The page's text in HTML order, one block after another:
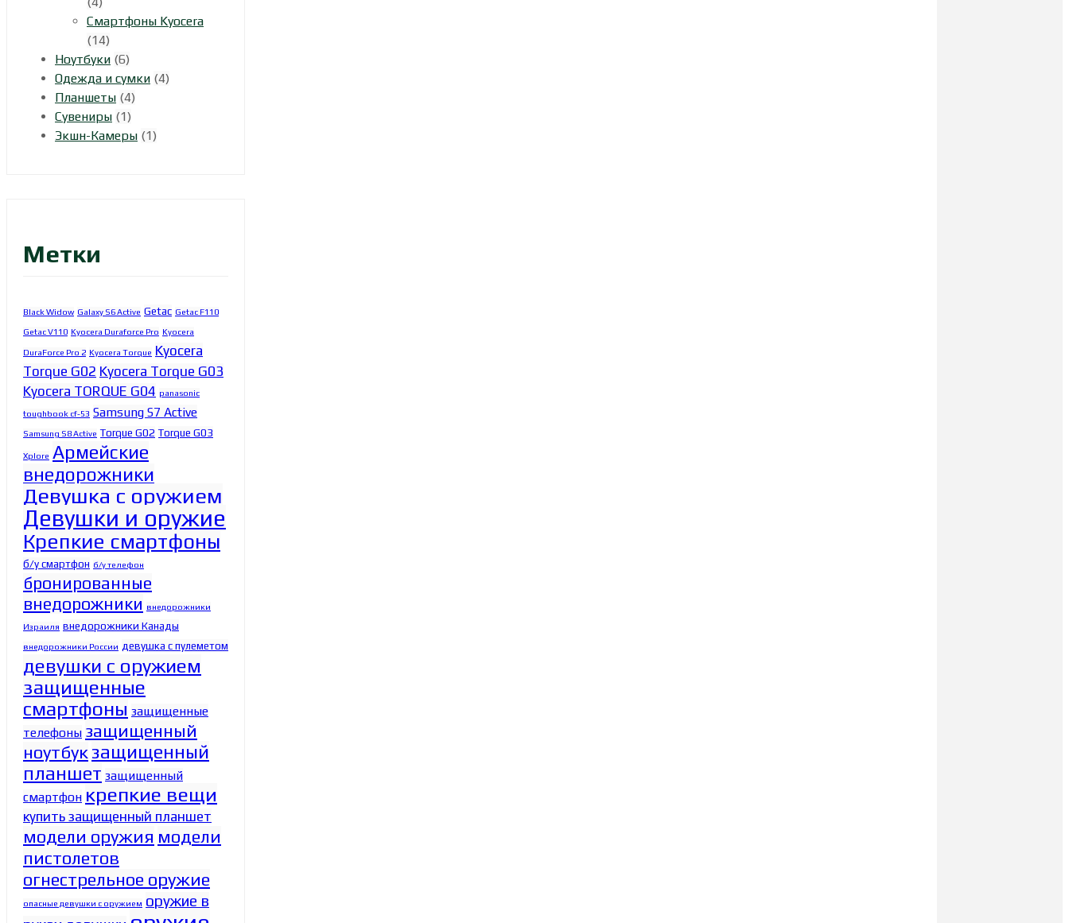
Смартфоны Kyocera
(14)
Ноутбуки (6)
Одежда и сумки (4)
Планшеты (4)
Сувениры (1)
Экшн-Камеры (1)
Метки
Black Widow Galaxy S6 Active Getac Getac F110
Getac V110 Kyocera Duraforce Pro Kyocera
DuraForce Pro 2 Kyocera Torque Kyocera
Torque G02 Kyocera Torque G03
Kyocera TORQUE G04 panasonic
toughbook cf-53 Samsung S7 Active
Samsung S8 Active Torque G02 Torque G03
Xplore Армейские
внедорожники
Девушка с оружием
Девушки и оружие
Крепкие смартфоны
б/у смартфон б/у телефон
бронированные
внедорожники внедорожники
Израиля внедорожники Канады
внедорожники России девушка с пулеметом
девушки с оружием
защищенные
смартфоны защищенные
телефоны защищенный
ноутбук защищенный
планшет защищенный
смартфон крепкие вещи
купить защищенный планшет
модели оружия модели
пистолетов
огнестрельное оружие
опасные девушки с оружием оружие в